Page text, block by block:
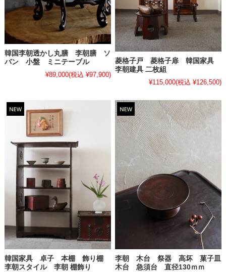
韓国李朝透かし丸膳 李朝膳 ソ
バン 小盤 ミニテーブル
¥89,000(税込 ¥97,900)
菱格子戸 菱格子扉 韓国家具
李朝建具 二枚組
¥115,000(税込 ¥126,500)
韓国家具 卓子 本棚 飾り棚
李朝スタイル 李朝 棚飾り
李朝 木台 祭器 高坏 菓子皿
木台 急須台 直径130ｍｍ